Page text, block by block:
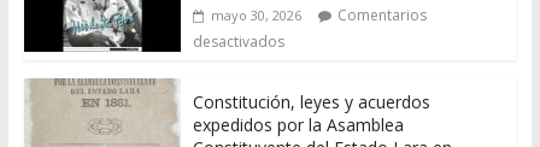
mayo 30, 2026
Comentarios
desactivados
Constitución, leyes y acuerdos
expedidos por la Asamblea